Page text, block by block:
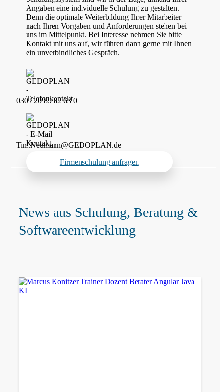
Angaben eine individuelle Schulung zu gestalten.
Denn die optimale Weiterbildung Ihrer Mitarbeiter
nach Ihren Vorgaben und Anforderungen stehen bei
uns im Mittelpunkt. Bei Interesse nehmen Sie bitte
Kontakt mit uns auf, wir führen dann gerne mit Ihnen
ein unverbindliches Gespräch.
030 / 20 89 82 63 0
Tim.Neumann@GEDOPLAN.de
Firmenschulung anfragen
News aus Schulung, Beratung &
Softwareentwicklung